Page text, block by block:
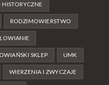
RODZIMOWIERSTWO
SKLEP UMK
WIERZENIA I ZWYCZAJE